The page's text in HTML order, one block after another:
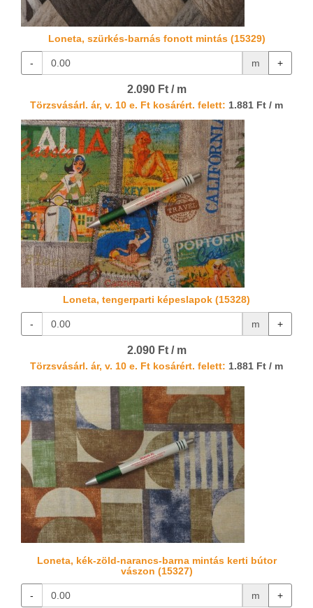
Loneta, szürkés-barnás fonott mintás (15329)
- m +
2.090 Ft / m
Törzsvásárl. ár, v. 10 e. Ft kosárért. felett: 1.881 Ft / m
Loneta, tengerparti képeslapok (15328)
- m +
2.090 Ft / m
Törzsvásárl. ár, v. 10 e. Ft kosárért. felett: 1.881 Ft / m
Loneta, kék-zöld-narancs-barna mintás kerti bútor
vászon (15327)
- m +